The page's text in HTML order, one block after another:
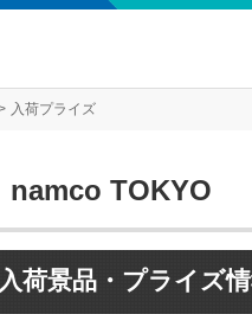
入荷プライズ
namco TOKYO
入荷景品・プライズ